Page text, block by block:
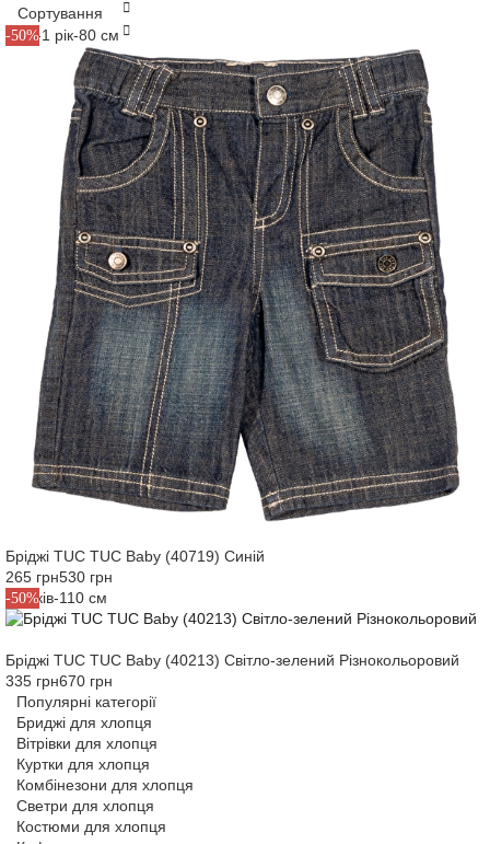
Сортування
-50%
M12-1 рік-80 см
Бріджі TUC TUC Baby (40719) Синій
265 грн530 грн
-50%
5 років-110 см
Бріджі TUC TUC Baby (40213) Світло-зелений Різнокольоровий
335 грн670 грн
Популярні категорії
Бриджі для хлопця
Вітрівки для хлопця
Куртки для хлопця
Комбінезони для хлопця
Светри для хлопця
Костюми для хлопця